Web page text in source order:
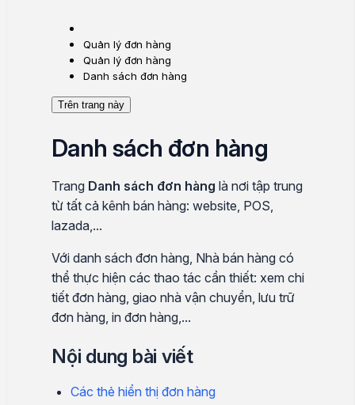
Quản lý đơn hàng
Quản lý đơn hàng
Danh sách đơn hàng
Trên trang này
Danh sách đơn hàng
Trang Danh sách đơn hàng là nơi tập trung
từ tất cả kênh bán hàng: website, POS,
lazada,...
Với danh sách đơn hàng, Nhà bán hàng có
thể thực hiện các thao tác cần thiết: xem chi
tiết đơn hàng, giao nhà vận chuyển, lưu trữ
đơn hàng, in đơn hàng,...
Nội dung bài viết
Các thẻ hiển thị đơn hàng